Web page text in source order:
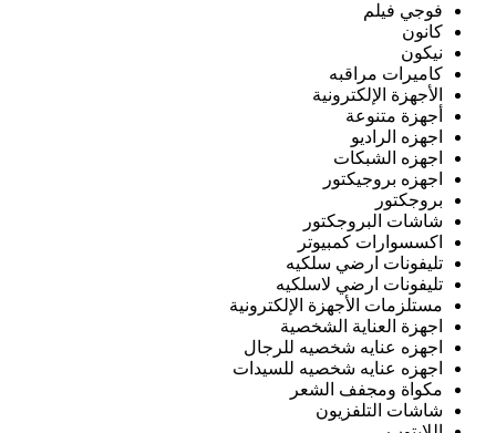
فوجي فيلم
كانون
نيكون
كاميرات مراقبه
الأجهزة الإلكترونية
أجهزة متنوعة
اجهزه الراديو
اجهزه الشبكات
اجهزه بروجيكتور
بروجكتور
شاشات البروجكتور
اكسسوارات كمبيوتر
تليفونات ارضي سلكيه
تليفونات ارضي لاسلكيه
مستلزمات الأجهزة الإلكترونية
اجهزة العناية الشخصية
اجهزه عنايه شخصيه للرجال
اجهزه عنايه شخصيه للسيدات
مكواة ومجفف الشعر
شاشات التلفزيون